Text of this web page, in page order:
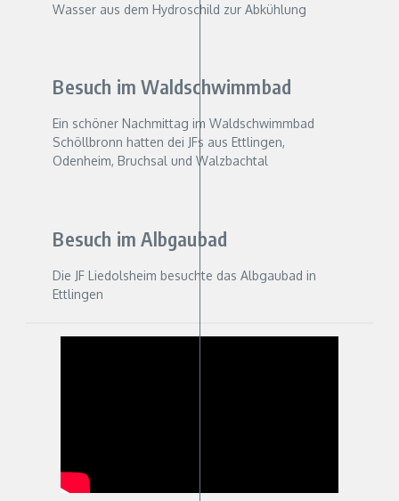
Wasser aus dem Hydroschild zur Abkühlung
Besuch im Waldschwimmbad
Ein schöner Nachmittag im Waldschwimmbad
Schöllbronn hatten dei JFs aus Ettlingen,
Odenheim, Bruchsal und Walzbachtal
Besuch im Albgaubad
Die JF Liedolsheim besuchte das Albgaubad in
Ettlingen